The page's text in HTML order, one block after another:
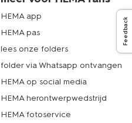
Feedback
HEMA app
HEMA pas
lees onze folders
folder via Whatsapp ontvangen
HEMA op social media
HEMA herontwerpwedstrijd
HEMA fotoservice